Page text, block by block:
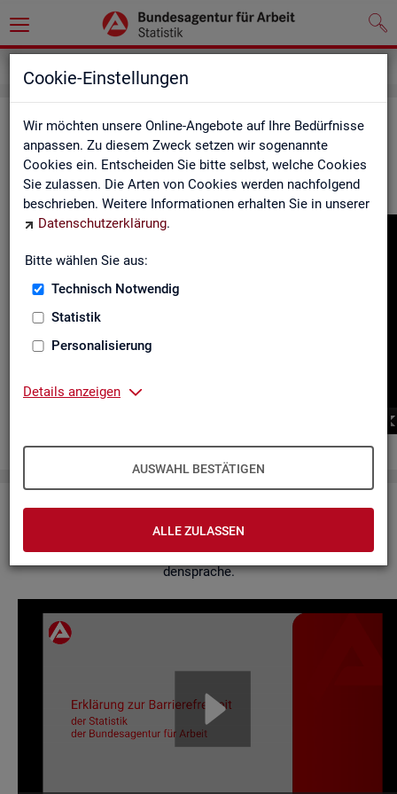
Cookie-Einstellungen
Wir möchten unsere Online-Angebote auf Ihre Bedürfnisse
anpassen. Zu diesem Zweck setzen wir sogenannte
Cookies ein. Entscheiden Sie bitte selbst, welche Cookies
Sie zulassen. Die Arten von Cookies werden nachfolgend
beschrieben. Weitere Informationen erhalten Sie in unserer
Datenschutzerklärung.
Bitte wählen Sie aus:
Technisch Notwendig
Statistik
Personalisierung
Details anzeigen
AUSWAHL BESTÄTIGEN
ALLE ZULASSEN
In­for­ma­tio­nen in Ge­bär­den­spra­che
Hier fin­den Sie unser In­for­ma­ti­ons­vi­deo in Deut­scher Ge­bär­
den­spra­che.
Video-
er
Er­klä­rung zur Bar­rie­re­frei­heit
Hier fin­den Sie un­se­re Er­klä­rung zur Bar­rie­re­frei­heit in Ge­bär­
den­spra­che.